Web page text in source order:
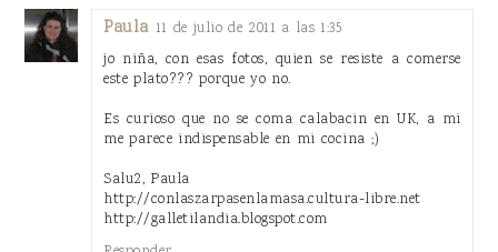
Paula 11 de julio de 2011 a las 1:35
jo niña, con esas fotos, quien se resiste a comerse
este plato??? porque yo no.
Es curioso que no se coma calabacin en UK, a mi
me parece indispensable en mi cocina ;)
Salu2, Paula
http://conlaszarpasenlamasa.cultura-libre.net
http://galletilandia.blogspot.com